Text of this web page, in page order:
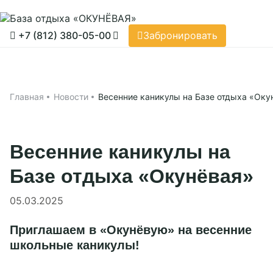
+7 (812) 380-05-00 Забронировать
Забронировать
Проживание
Об «Окунёвая»
Новости
Услуги базы
Главная Новости Весенние каникулы на Базе отдыха
Весенние каникулы на
Базе отдыха «Окунёвая»
05.03.2025
Приглашаем в «Окунёвую» на весенние
школьные каникулы!
Применить